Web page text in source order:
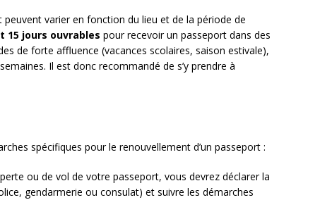
varier en fonction du lieu et de la période de
15 jours ouvrables pour recevoir un passeport dans des
de forte affluence (vacances scolaires, saison estivale),
Il est donc recommandé de s’y prendre à
spécifiques pour le renouvellement d’un passeport :
ou de vol de votre passeport, vous devrez déclarer la
gendarmerie ou consulat) et suivre les démarches